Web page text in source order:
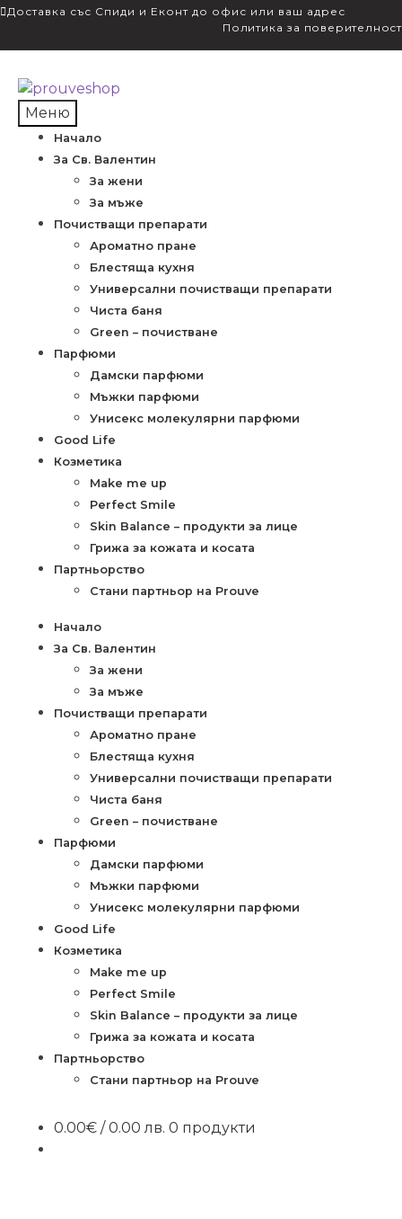
Доставка със Спиди и Еконт до офис или ваш адрес
Политика за поверителност
Skip
to
navigation
Skip
to
content
Меню
Начало
За Св. Валентин
За жени
За мъже
Почистващи препарати
Ароматно пране
Блестяща кухня
Универсални почистващи препарати
Чиста баня
Green – почистване
Парфюми
Дамски парфюми
Мъжки парфюми
Унисекс молекулярни парфюми
Good Life
Козметика
Make me up
Perfect Smile
Skin Balance – продукти за лице
Грижа за кожата и косата
Партньорство
Стани партньор на Prouve
Начало
За Св. Валентин
За жени
За мъже
Почистващи препарати
Ароматно пране
Блестяща кухня
Универсални почистващи препарати
Чиста баня
Green – почистване
Парфюми
Дамски парфюми
Мъжки парфюми
Унисекс молекулярни парфюми
Good Life
Козметика
Make me up
Perfect Smile
Skin Balance – продукти за лице
Грижа за кожата и косата
Партньорство
Стани партньор на Prouve
0.00€ / 0.00 лв. 0 продукти